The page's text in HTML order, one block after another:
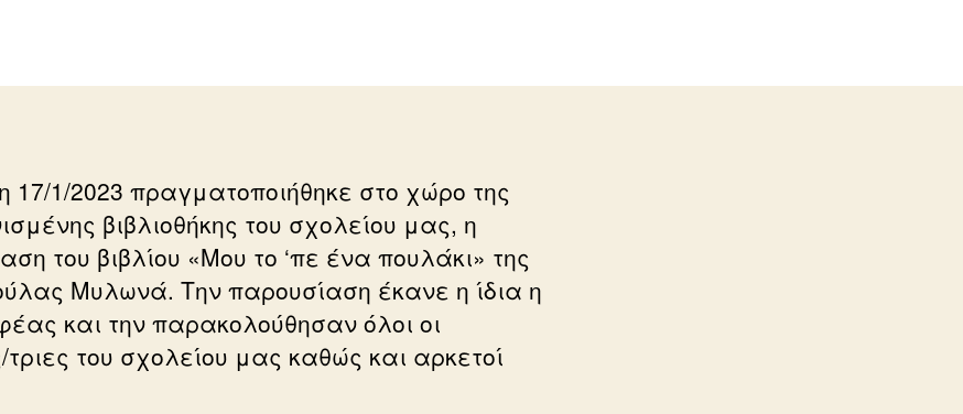
17/1/2023 πραγματοποιήθηκε στο χώρο της
βιβλιοθήκης του σχολείου μας, η
του βιβλίου «Μου το ‘πε ένα πουλάκι» της
Μυλωνά. Την παρουσίαση έκανε η ίδια η
και την παρακολούθησαν όλοι οι
του σχολείου μας καθώς και αρκετοί